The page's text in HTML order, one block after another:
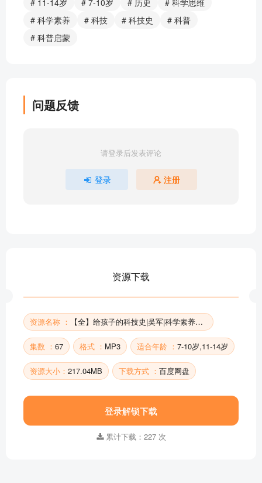
原始的车船什么样 | 吴军：给孩子的科技史
不断演变的文字 | 吴军：给孩子的科技史
第三章 农耕文明 | 吃不饱，怎么办 | 吴军：给孩子的
科技史
瓷器与玻璃 | 吴军：给孩子的科技史
城市出现了 | 吴军：给孩子的科技史
第四章 文明复兴 | 古希腊人的贡献 | 吴军：给孩子的
日心说突出重围 | 吴军：给孩子的科技史
第五章 科学启蒙 | 你能画出心形坐标吗 | 吴军：给孩
子的科技史
近代医学的诞生 | 吴军：给孩子的科技史
部分目录展示 ▶ 下载后解锁 67 首完整音频
# 11-14岁 # 7-10岁 # 历史
# 科学思维
# 科学素养
# 科技 # 科技史
# 科普
# 科普启蒙
问题反馈
请登录后发表评论
登录 注册
资源下载
资源名称 ： 【全】给孩子的科技史|吴军|科学素养科学思维
集数 ： 67 格式 ： MP3 适合年龄 ： 7-10岁,11-14岁
资源大小： 217.04MB 下载方式 ： 百度网盘
登录解锁下载
累计下载：227 次